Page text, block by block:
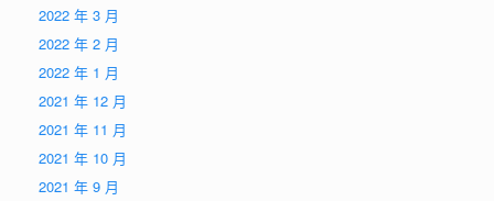
2022 年 3 月
2022 年 2 月
2022 年 1 月
2021 年 12 月
2021 年 11 月
2021 年 10 月
2021 年 9 月